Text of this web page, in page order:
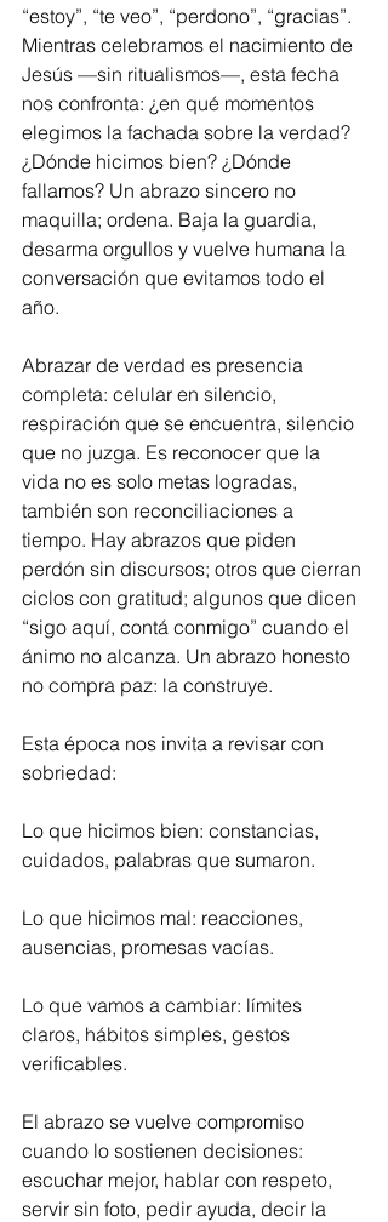
“estoy”, “te veo”, “perdono”, “gracias”.
Mientras celebramos el nacimiento de
Jesús —sin ritualismos—, esta fecha
nos confronta: ¿en qué momentos
elegimos la fachada sobre la verdad?
¿Dónde hicimos bien? ¿Dónde
fallamos? Un abrazo sincero no
maquilla; ordena. Baja la guardia,
desarma orgullos y vuelve humana la
conversación que evitamos todo el
año.
Abrazar de verdad es presencia
completa: celular en silencio,
respiración que se encuentra, silencio
que no juzga. Es reconocer que la
vida no es solo metas logradas,
también son reconciliaciones a
tiempo. Hay abrazos que piden
perdón sin discursos; otros que cierran
ciclos con gratitud; algunos que dicen
“sigo aquí, contá conmigo” cuando el
ánimo no alcanza. Un abrazo honesto
no compra paz: la construye.
Esta época nos invita a revisar con
sobriedad:
Lo que hicimos bien: constancias,
cuidados, palabras que sumaron.
Lo que hicimos mal: reacciones,
ausencias, promesas vacías.
Lo que vamos a cambiar: límites
claros, hábitos simples, gestos
verificables.
El abrazo se vuelve compromiso
cuando lo sostienen decisiones:
escuchar mejor, hablar con respeto,
servir sin foto, pedir ayuda, decir la